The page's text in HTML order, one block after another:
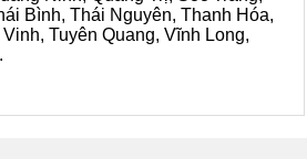
Bình, Thái Nguyên, Thanh Hóa,
Tuyên Quang, Vĩnh Long,